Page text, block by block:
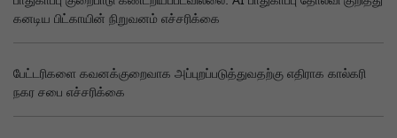
கனடிய பிட்காயின் நிறுவனம் எச்சரிக்கை
பேட்டரிகளை கவனக்குறைவாக அப்புறப்படுத்துவதற்கு எதிராக கால்கரி
நகர சபை எச்சரிக்கை